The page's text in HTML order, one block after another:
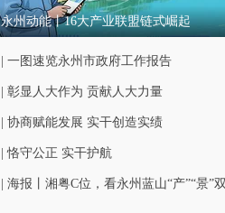
永州动能丨16大产业联盟链式崛起
| 一图速览永州市政府工作报告
| 彰显人大作为 贡献人大力量
| 协商赋能发展 实干创造实绩
| 恪守公正 实干护航
| 海报丨湘粤C位，看永州蓝山“产”“景”